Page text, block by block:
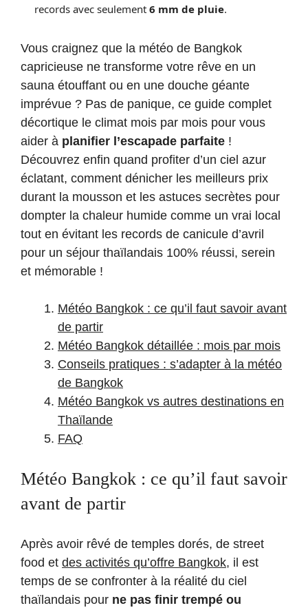
records avec seulement 6 mm de pluie.
Vous craignez que la météo de Bangkok
capricieuse ne transforme votre rêve en un
sauna étouffant ou en une douche géante
imprévue ? Pas de panique, ce guide complet
décortique le climat mois par mois pour vous
aider à planifier l’escapade parfaite !
Découvrez enfin quand profiter d’un ciel azur
éclatant, comment dénicher les meilleurs prix
durant la mousson et les astuces secrètes pour
dompter la chaleur humide comme un vrai local
tout en évitant les records de canicule d’avril
pour un séjour thaïlandais 100% réussi, serein
et mémorable !
Météo Bangkok : ce qu’il faut savoir avant
de partir
Météo Bangkok détaillée : mois par mois
Conseils pratiques : s’adapter à la météo
de Bangkok
Météo Bangkok vs autres destinations en
Thaïlande
FAQ
Météo Bangkok : ce qu’il faut savoir
avant de partir
Après avoir rêvé de temples dorés, de street
food et des activités qu’offre Bangkok, il est
temps de se confronter à la réalité du ciel
thaïlandais pour ne pas finir trempé ou